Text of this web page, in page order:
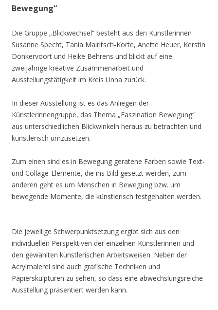
Bewegung“
Die Gruppe „Blickwechsel“ besteht aus den Künstlerinnen
Susanne Specht, Tania Mairitsch-Korte, Anette Heuer, Kerstin
Donkervoort und Heike Behrens und blickt auf eine
zweijährige kreative Zusammenarbeit und
Ausstellungstätigkeit im Kreis Unna zurück.
In dieser Ausstellung ist es das Anliegen der
Künstlerinnengruppe, das Thema „Faszination Bewegung“
aus unterschiedlichen Blickwinkeln heraus zu betrachten und
künstlerisch umzusetzen.
Zum einen sind es in Bewegung geratene Farben sowie Text-
und Collage-Elemente, die ins Bild gesetzt werden, zum
anderen geht es um Menschen in Bewegung bzw. um
bewegende Momente, die künstlerisch festgehalten werden.
Die jeweilige Schwerpunktsetzung ergibt sich aus den
individuellen Perspektiven der einzelnen Künstlerinnen und
den gewählten künstlerischen Arbeitsweisen. Neben der
Acrylmalerei sind auch grafische Techniken und
Papierskulpturen zu sehen, so dass eine abwechslungsreiche
Ausstellung präsentiert werden kann.